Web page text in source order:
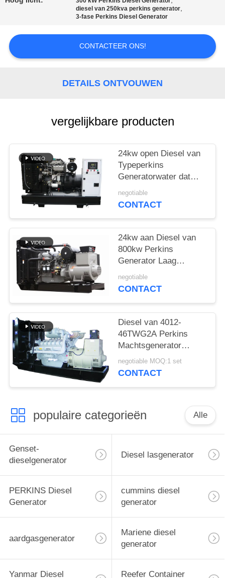
PRIVACY
POLICY
diesel van 250kva perkins generator,
3-fase Perkins Diesel Generator
CONTACTEER ONS!
DETAILS ONTVOUWEN
vergelijkbare producten
24kw open Diesel van
Typeperkins
Generatorwater dat
met Koelmiddel GLB
wordt gekoeld
negotiable
CONTACT
24kw aan Diesel van
800kw Perkins
Generator Laag
Brandstofverbruik en
Lawaai
negotiable
CONTACT
Diesel van 4012-
46TWG2A Perkins
Machtsgenerator
1000kw met Stamford-
Alternator
negotiable MOQ:1 set
CONTACT
populaire categorieën Alle
Genset-
dieselgenerator
Diesel lasgenerator
PERKINS Diesel
Generator
cummins diesel
generator
aardgasgenerator
Mariene diesel
generator
Yanmar Diesel Reefer Container